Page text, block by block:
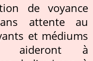
de voyance
attente au
et médiums
aideront à